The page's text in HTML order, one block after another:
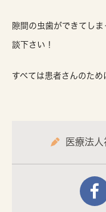
隙間の虫歯ができてし
談下さい！
すべては患者さんのため
医療法